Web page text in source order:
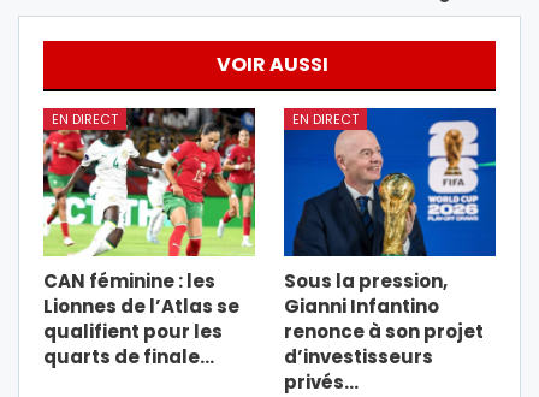
VOIR AUSSI
EN DIRECT
CAN féminine : les
Lionnes de l’Atlas se
qualifient pour les
quarts de finale…
EN DIRECT
Sous la pression,
Gianni Infantino
renonce à son projet
d’investisseurs
privés…